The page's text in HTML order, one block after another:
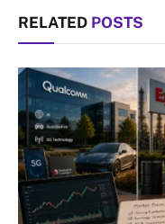
RELATED POSTS